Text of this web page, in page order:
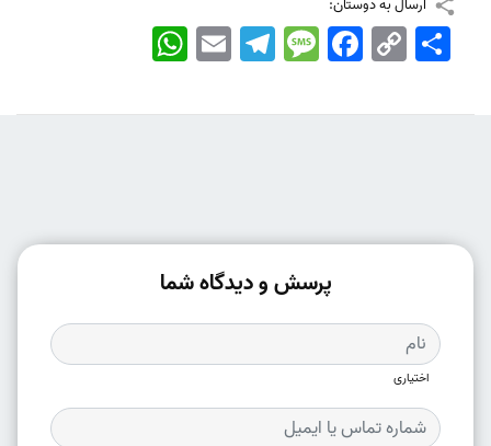
ارسال به دوستان:
WhatsApp EmailTelegramMessageFacebook Copy
Link
اشتراک
پرسش و دیدگاه شما
اختیاری